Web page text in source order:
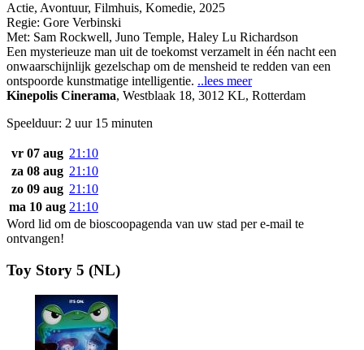
Actie, Avontuur, Filmhuis, Komedie, 2025
Regie: Gore Verbinski
Met: Sam Rockwell, Juno Temple, Haley Lu Richardson
Een mysterieuze man uit de toekomst verzamelt in één nacht een
onwaarschijnlijk gezelschap om de mensheid te redden van een
ontspoorde kunstmatige intelligentie. ..lees meer
Kinepolis Cinerama, Westblaak 18, 3012 KL, Rotterdam
Speelduur: 2 uur 15 minuten
vr 07 aug 21:10
za 08 aug 21:10
zo 09 aug 21:10
ma 10 aug 21:10
Word lid om de bioscoopagenda van uw stad per e-mail te
ontvangen!
Toy Story 5 (NL)